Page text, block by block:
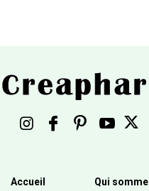
Accueil Qui